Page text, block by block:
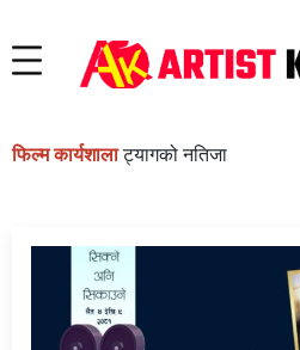
फिल्म कार्यशालाट्यागको नतिजा